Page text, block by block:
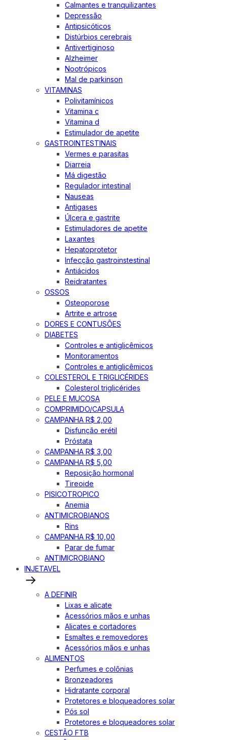
Calmantes e tranquilizantes
Depressão
Antipsicóticos
Distúrbios cerebrais
Antivertiginoso
Alzheimer
Nootrópicos
Mal de parkinson
VITAMINAS
Polivitamínicos
Vitamina c
Vitamina d
Estimulador de apetite
GASTROINTESTINAIS
Vermes e parasitas
Diarreia
Má digestão
Regulador intestinal
Nauseas
Antigases
Úlcera e gastrite
Estimuladores de apetite
Laxantes
Hepatoprotetor
Infecção gastroinstestinal
Antiácidos
Reidratantes
OSSOS
Osteoporose
Artrite e artrose
DORES E CONTUSÕES
DIABETES
Controles e antiglicêmicos
Monitoramentos
Controles e antiglicêmicos
COLESTEROL E TRIGLICÉRIDES
Colesterol triglicérides
PELE E MUCOSA
COMPRIMIDO/CAPSULA
CAMPANHA R$ 2,00
Disfunção erétil
Próstata
CAMPANHA R$ 3,00
CAMPANHA R$ 5,00
Reposição hormonal
Tireoide
PISICOTROPICO
Anemia
ANTIMICROBIANOS
Rins
CAMPANHA R$ 10,00
Parar de fumar
ANTIMICROBIANO
INJETAVEL
A DEFINIR
Lixas e alicate
Acessórios mãos e unhas
Alicates e cortadores
Esmaltes e removedores
Acessórios mãos e unhas
ALIMENTOS
Perfumes e colônias
Bronzeadores
Hidratante corporal
Protetores e bloqueadores solar
Pós sol
Protetores e bloqueadores solar
CESTÃO FTB